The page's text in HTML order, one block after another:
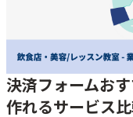
決済フォームお
作れるサービス